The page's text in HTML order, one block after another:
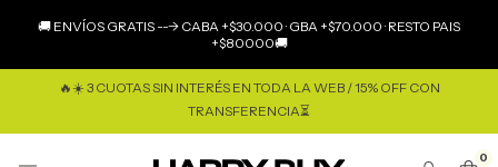
🚚 ENVÍOS GRATIS ---> CABA +$30.000 · GBA +$70.000 · RESTO PAIS
+$80000🚚
🔥☀️ 3 CUOTAS SIN INTERÉS EN TODA LA WEB / 15% OFF CON
TRANSFERENCIA⏳
0